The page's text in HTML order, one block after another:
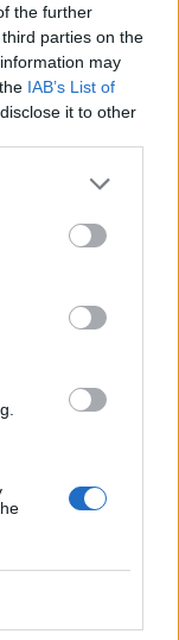
the further
parties on the
may
IAB’s List of
it to other
πως η